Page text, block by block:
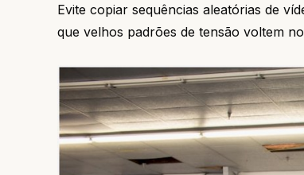
Evite copiar sequências aleatórias de
que velhos padrões de tensão voltem